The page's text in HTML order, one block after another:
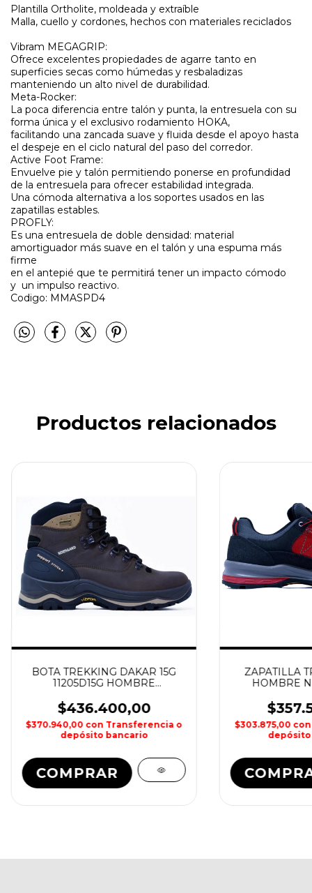
Plantilla Ortholite, moldeada y extraíble
Malla, cuello y cordones, hechos con materiales reciclados
Vibram MEGAGRIP:
Ofrece excelentes propiedades de agarre tanto en
superficies secas como húmedas y resbaladizas
manteniendo un alto nivel de durabilidad.
Meta-Rocker:
La poca diferencia entre talón y punta, la entresuela con su
forma única y el exclusivo rodamiento HOKA,
facilitando una zancada suave y fluida desde el apoyo hasta
el despeje en el ciclo natural del paso del corredor.
Active Foot Frame:
Envuelve pie y talón permitiendo ponerse en profundidad
de la entresuela para ofrecer estabilidad integrada.
Una cómoda alternativa a los soportes usados en las
zapatillas estables.
PROFLY:
Es una entresuela de doble densidad: material
amortiguador más suave en el talón y una espuma más
firme
en el antepié que te permitirá tener un impacto cómodo
y un impulso reactivo.
Codigo: MMASPD4
Productos relacionados
BOTA TREKKING DAKAR 15G
11205D15G HOMBRE
$436.400,00
$370.940,00 con Transferencia o
depósito bancario
COMPRAR
ZAPATILLA
HOMBRE
$303.875,00 con